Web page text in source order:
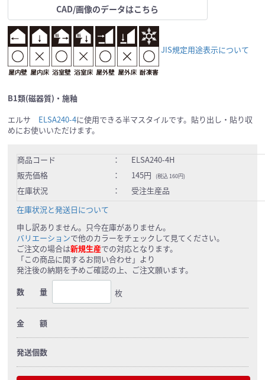
CAD/画像のデータはこちら
JIS規定用途表示について
B1類(磁器質)・施釉
エルサ ELSA240-4に使用できる半マスタイルです。貼り出し・貼り収
めにお使いいただけます。
商品コード ：
ELSA240-4H
販売価格
： 145円 (税込 160円)
在庫状況 ：
受注生産品
在庫状況と発送日について
申し訳ありません。只今在庫がありません。
バリエーションで他のカラーをチェックして見てください。
ご注文の場合は新規生産での対応となります。
「この商品に関するお問い合わせ」より
発注後の納期を予めご確認の上、ご注文願います。
数 量
枚
金 額
発送個数